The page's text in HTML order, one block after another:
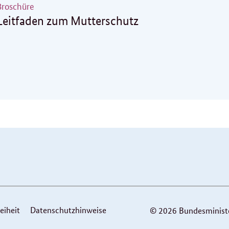
zum Mutterschutz
© 2026
Datenschutzhinweise